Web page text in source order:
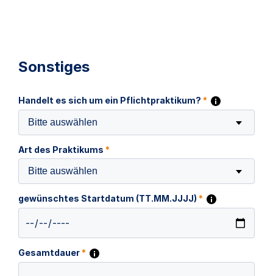
Sonstiges
Handelt es sich um ein Pflichtpraktikum? *
Bitte auswählen
Art des Praktikums *
Bitte auswählen
gewünschtes Startdatum (TT.MM.JJJJ) *
Gesamtdauer*